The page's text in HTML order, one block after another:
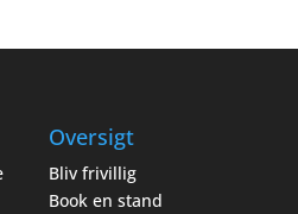
Oversigt
Bliv frivillig
Book en stand